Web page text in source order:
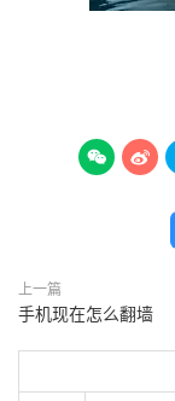
 
上一篇
手机现在怎么翻墙